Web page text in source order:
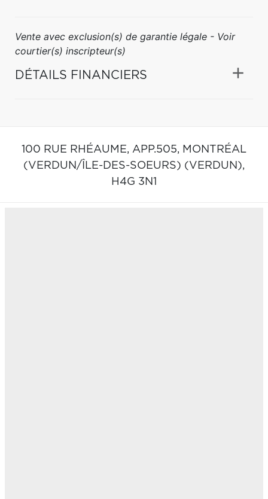
Vente avec exclusion(s) de garantie légale - Voir
courtier(s) inscripteur(s)
DÉTAILS FINANCIERS
100 RUE RHÉAUME, APP.505, MONTRÉAL
(VERDUN/ÎLE-DES-SOEURS) (VERDUN),
H4G 3N1